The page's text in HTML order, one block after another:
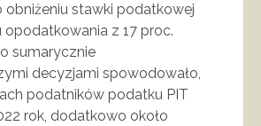
stawki podatkowej
opodatkowania z 17 proc.
sumarycznie
decyzjami spowodowało,
podatników podatku PIT
rok, dodatkowo około